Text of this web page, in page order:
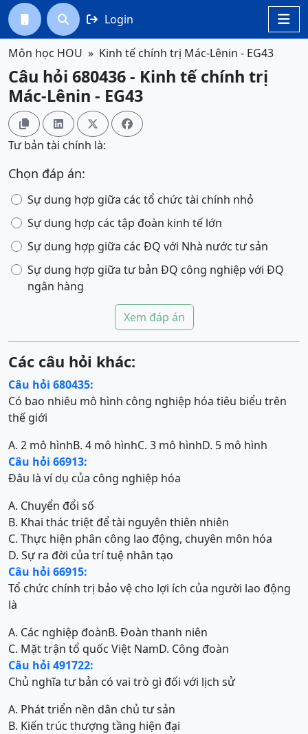

  Login
Môn học HOU Kinh tế chính trị Mác-Lênin - EG43
Câu hỏi 680436 - Kinh tế chính trị
Mác-Lênin - EG43
   
Tư bản tài chính là:
Chọn đáp án:
Sự dung hợp giữa các tổ chức tài chính nhỏ
Sự dung hợp các tập đoàn kinh tế lớn
Sự dung hợp giữa các ĐQ với Nhà nước tư sản
Sự dung hợp giữa tư bản ĐQ công nghiệp với ĐQ
ngân hàng
Xem đáp án
Các câu hỏi khác:
Câu hỏi 680435:
Có bao nhiêu mô hình công nghiệp hóa tiêu biểu trên
thế giới
A. 2 mô hìnhB. 4 mô hìnhC. 3 mô hìnhD. 5 mô hình
Câu hỏi 66913:
Đâu là ví dụ của công nghiệp hóa
A. Chuyển đổi số
B. Khai thác triệt để tài nguyên thiên nhiên
C. Thực hiện phân công lao động, chuyên môn hóa
D. Sự ra đời của trí tuệ nhân tạo
Câu hỏi 66915:
Tổ chức chính trị bảo vệ cho lợi ích của người lao động
là
A. Các nghiệp đoànB. Đoàn thanh niên
C. Mặt trận tổ quốc Việt NamD. Công đoàn
Câu hỏi 491722:
Chủ nghĩa tư bản có vai trò gì đối với lịch sử
A. Phát triển nền dân chủ tư sản
B. Kiến trúc thượng tầng hiện đại